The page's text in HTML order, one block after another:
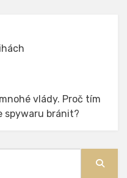
vlády. Proč tím
spywaru bránit?